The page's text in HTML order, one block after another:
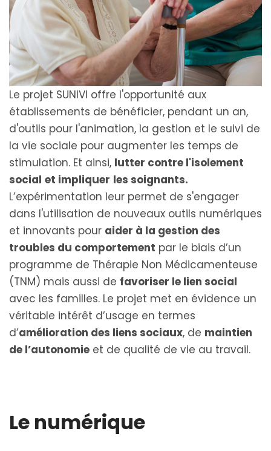
Le projet SUNIVI offre l'opportunité aux
établissements de bénéficier, pendant un an,
d'outils pour l'animation, la gestion et le suivi de
la vie sociale pour augmenter les temps de
stimulation. Et ainsi, lutter contre l'isolement
social et impliquer les soignants.
L’expérimentation leur permet de s'engager
dans l'utilisation de nouveaux outils numériques
et innovants pour aider à la gestion des
troubles du comportement par le biais d’un
programme de Thérapie Non Médicamenteuse
(TNM) mais aussi de favoriser le lien social
avec les familles. Le projet met en évidence un
véritable intérêt d’usage en termes
d’amélioration des liens sociaux, de maintien
de l’autonomie et de qualité de vie au travail.
Le numérique